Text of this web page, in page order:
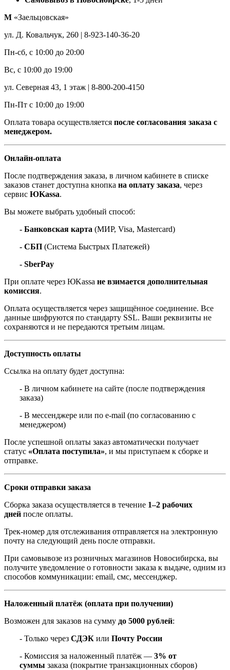
М «Заельцовская»
ул. Д. Ковальчук, 260 | 8-923-140-36-20
Пн-сб, с 10:00 до 20:00
Вс, с 10:00 до 19:00
ул. Северная 43, 1 этаж | 8-800-200-4150
Пн-Пт с 10:00 до 19:00
Оплата товара осуществляется после согласования заказа с
менеджером.
Онлайн-оплата
После подтверждения заказа, в личном кабинете в списке
заказов станет доступна кнопка на оплату заказа, через
сервис ЮKassa.
Вы можете выбрать удобный способ:
- Банковская карта (МИР, Visa, Mastercard)
- СБП (Система Быстрых Платежей)
- SberPay
При оплате через ЮKassa не взимается дополнительная
комиссия.
Оплата осуществляется через защищённое соединение. Все
данные шифруются по стандарту SSL. Ваши реквизиты не
сохраняются и не передаются третьим лицам.
Доступность оплаты
Ссылка на оплату будет доступна:
- В личном кабинете на сайте (после подтверждения
заказа)
- В мессенджере или по e-mail (по согласованию с
менеджером)
После успешной оплаты заказ автоматически получает
статус «Оплата поступила», и мы приступаем к сборке и
отправке.
Сроки отправки заказа
Сборка заказа осуществляется в течение 1–2 рабочих
дней после оплаты.
Трек-номер для отслеживания отправляется на электронную
почту на следующий день после отправки.
При самовывозе из розничных магазинов Новосибирска, вы
получите уведомление о готовности заказа к выдаче, одним из
способов коммуникации: email, смс, мессенджер.
Наложенный платёж (оплата при получении)
Возможен для заказов на сумму до 5000 рублей:
- Только через СДЭК или Почту России
- Комиссия за наложенный платёж — 3% от
суммы заказа (покрытие транзакционных сборов)